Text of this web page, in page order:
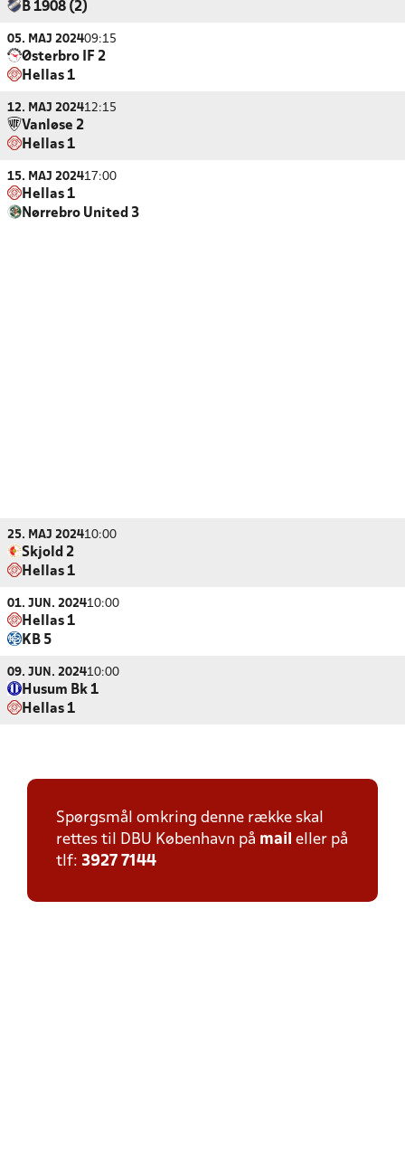
B 1908 (2)
05. MAJ 202409:15
Østerbro IF 2
Hellas 1
12. MAJ 202412:15
Vanløse 2
Hellas 1
15. MAJ 202417:00
Hellas 1
Nørrebro United 3
25. MAJ 202410:00
Skjold 2
Hellas 1
01. JUN. 202410:00
Hellas 1
KB 5
09. JUN. 202410:00
Husum Bk 1
Hellas 1
Spørgsmål omkring denne række skal
rettes til DBU København på mail eller på
tlf: 3927 7144